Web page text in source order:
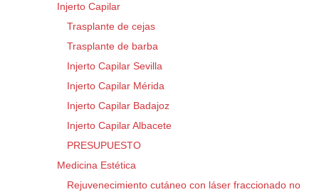
Injerto Capilar
Trasplante de cejas
Trasplante de barba
Injerto Capilar Sevilla
Injerto Capilar Mérida
Injerto Capilar Badajoz
Injerto Capilar Albacete
PRESUPUESTO
Medicina Estética
Rejuvenecimiento cutáneo con láser fraccionado no